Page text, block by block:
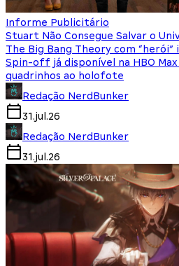
Informe Publicitário
Stuart Não Consegue Salvar o
The Big Bang Theory com “herói”
Spin-off já disponível na HBO
quadrinhos ao holofote
Redação NerdBunker
31.jul.26
Redação NerdBunker
31.jul.26